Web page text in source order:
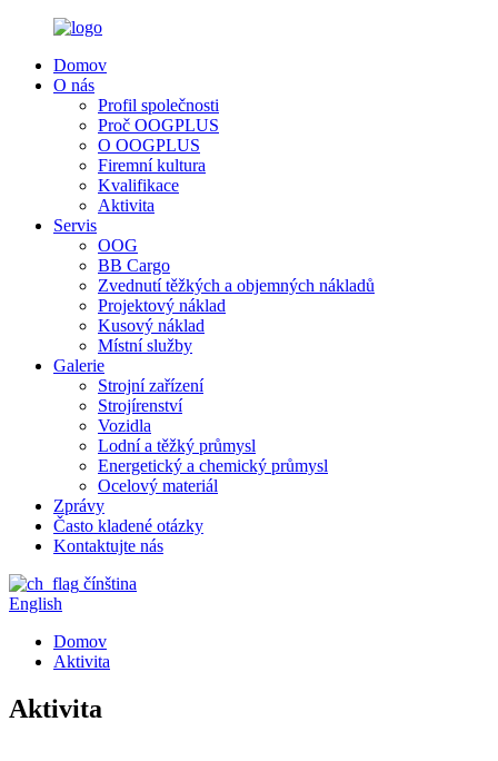
Domov
O nás
Profil společnosti
Proč OOGPLUS
O OOGPLUS
Firemní kultura
Kvalifikace
Aktivita
Servis
OOG
BB Cargo
Zvednutí těžkých a objemných nákladů
Projektový náklad
Kusový náklad
Místní služby
Galerie
Strojní zařízení
Strojírenství
Vozidla
Lodní a těžký průmysl
Energetický a chemický průmysl
Ocelový materiál
Zprávy
Často kladené otázky
Kontaktujte nás
čínština
English
Domov
Aktivita
Aktivita